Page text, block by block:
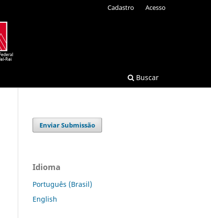
Buscar
Cadastro Acesso
Enviar Submissão
Idioma
Português (Brasil)
English